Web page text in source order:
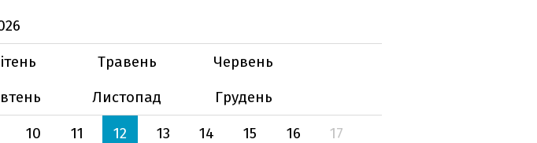
Травень
Червень
Листопад
Грудень
10 11 12 13 14 15 16
17